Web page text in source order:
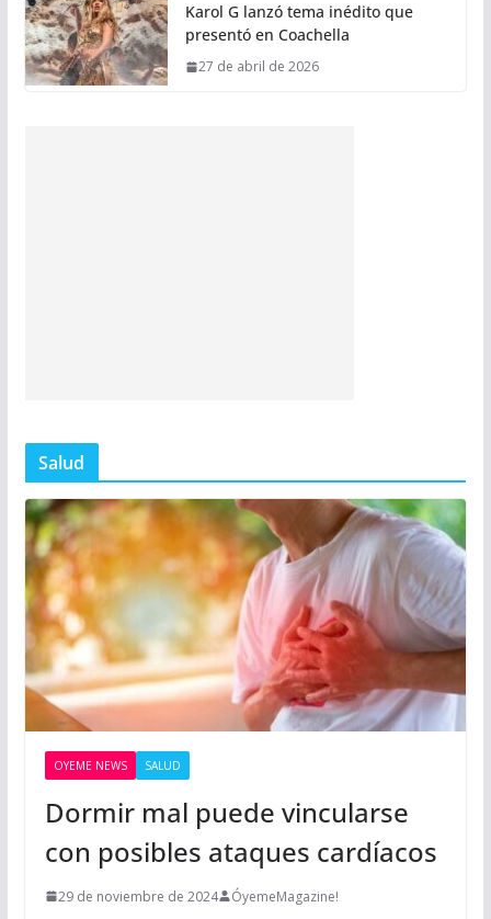
Karol G lanzó tema inédito que
presentó en Coachella
27 de abril de 2026
Salud
OYEME NEWS SALUD
Dormir mal puede vincularse
con posibles ataques cardíacos
29 de noviembre de 2024 ÓyemeMagazine!